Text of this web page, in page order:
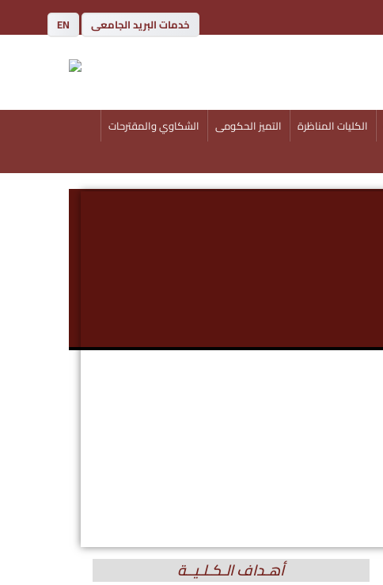
EN خدمات البريد الجامعى
الكليات المناظرة التميز الحكومى
الشكاوي والمقترحات
أهـداف الـكـلـيــة